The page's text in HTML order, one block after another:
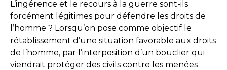
L’ingérence et le recours à la guerre sont-ils
forcément légitimes pour défendre les droits de
l’homme ? Lorsqu’on pose comme objectif le
rétablissement d’une situation favorable aux droits
de l’homme, par l’interposition d’un bouclier qui
viendrait protéger des civils contre les menées